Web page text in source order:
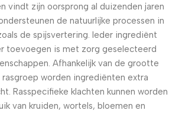
vindt zijn oorsprong al duizenden jaren
de natuurlijke processen in
de spijsvertering. Ieder ingrediënt
toevoegen is met zorg geselecteerd
Afhankelijk van de grootte
worden ingrediënten extra
Rasspecifieke klachten kunnen worden
van kruiden, wortels, bloemen en